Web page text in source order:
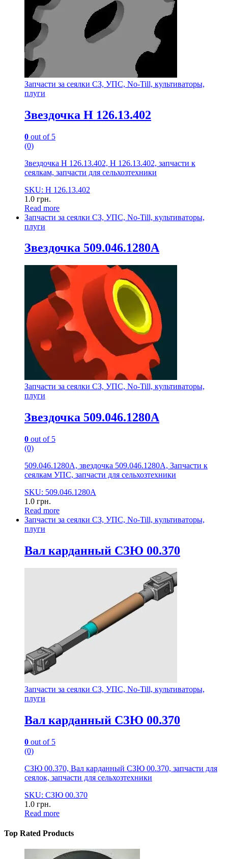
Запчасти за сеялки СЗ, УПС, No-Till, культиваторы,
плуги
Звездочка Н 126.13.402
0 out of 5
(0)
Звездочка Н 126.13.402, Н 126.13.402, запчасти к
сеялкам, запчасти для сельхозтехники
SKU: Н 126.13.402
1.0 грн.
Read more
Запчасти за сеялки СЗ, УПС, No-Till, культиваторы,
плуги
Звездочка 509.046.1280А
Запчасти за сеялки СЗ, УПС, No-Till, культиваторы,
плуги
Звездочка 509.046.1280А
0 out of 5
(0)
509.046.1280А, звездочка 509.046.1280А, Запчасти к
сеялкам УПС, запчасти для сельхозтехники
SKU: 509.046.1280А
1.0 грн.
Read more
Запчасти за сеялки СЗ, УПС, No-Till, культиваторы,
плуги
Вал карданный СЗЮ 00.370
Запчасти за сеялки СЗ, УПС, No-Till, культиваторы,
плуги
Вал карданный СЗЮ 00.370
0 out of 5
(0)
СЗЮ 00.370, Вал карданный СЗЮ 00.370, запчасти для
сеялок, запчасти для сельхозтехники
SKU: СЗЮ 00.370
1.0 грн.
Read more
Top Rated Products